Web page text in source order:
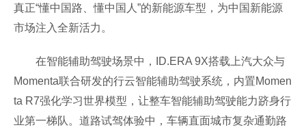
真正“懂中国路、懂中国人”的新能源车型，为中国新能源
市场注入全新活力。
在智能辅助驾驶场景中，ID.ERA 9X搭载上汽大众与
Momenta联合研发的行云智能辅助驾驶系统，内置Momen
ta R7强化学习世界模型，让整车智能辅助驾驶能力跻身行
业第一梯队。道路试驾体验中，车辆直面城市复杂通勤路